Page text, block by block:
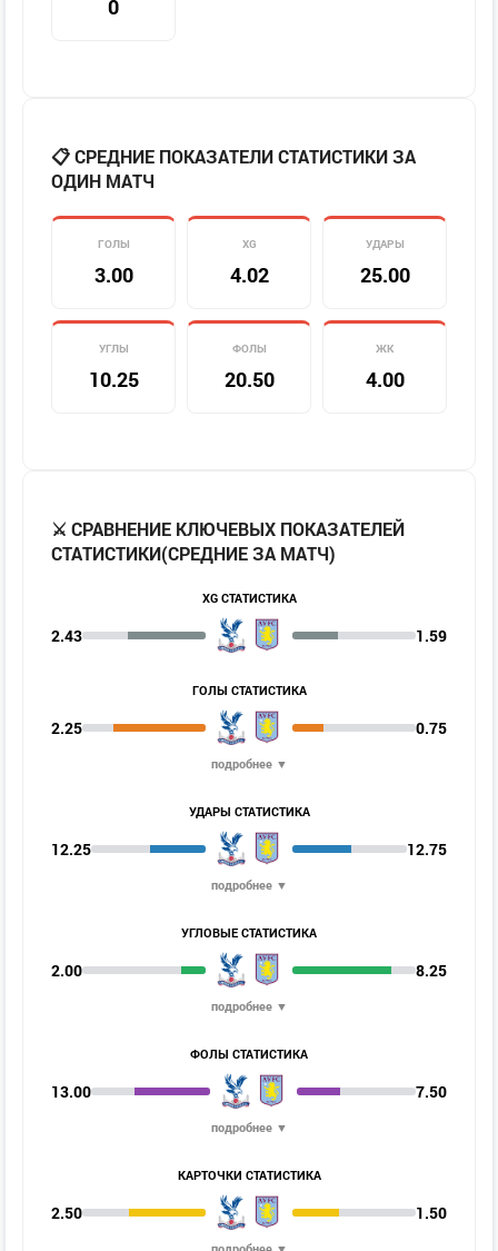
0
📋 СРЕДНИЕ ПОКАЗАТЕЛИ СТАТИСТИКИ ЗА
ОДИН МАТЧ
ГОЛЫ
3.00
XG
4.02
УДАРЫ
25.00
УГЛЫ
10.25
ФОЛЫ
20.50
ЖК
4.00
⚔️ СРАВНЕНИЕ КЛЮЧЕВЫХ ПОКАЗАТЕЛЕЙ
СТАТИСТИКИ(СРЕДНИЕ ЗА МАТЧ)
XG СТАТИСТИКА
2.43 1.59
ГОЛЫ СТАТИСТИКА
2.25 0.75
подробнее ▼
УДАРЫ СТАТИСТИКА
12.25 12.75
подробнее ▼
УГЛОВЫЕ СТАТИСТИКА
2.00 8.25
подробнее ▼
ФОЛЫ СТАТИСТИКА
13.00 7.50
подробнее ▼
КАРТОЧКИ СТАТИСТИКА
2.50 1.50